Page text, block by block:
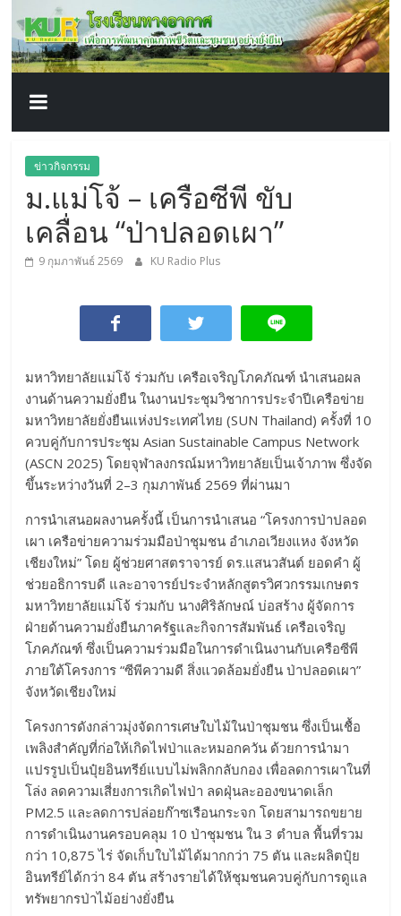
content
โรงเรียน
ทาง
อากาศ​
เพื่อ
พัฒนา
คุณภาพ
ชีวิต
ข่าวกิจกรรม
ม.แม่โจ้ – เครือซีพี ขับ
เคลื่อน “ป่าปลอดเผา”
9 กุมภาพันธ์ 2569 KU Radio Plus
มหาวิทยาลัยแม่โจ้ ร่วมกับ เครือเจริญโภคภัณฑ์ นำเสนอผล
งานด้านความยั่งยืน ในงานประชุมวิชาการประจำปีเครือข่าย
มหาวิทยาลัยยั่งยืนแห่งประเทศไทย (SUN Thailand) ครั้งที่ 10
ควบคู่กับการประชุม Asian Sustainable Campus Network
(ASCN 2025) โดยจุฬาลงกรณ์มหาวิทยาลัยเป็นเจ้าภาพ ซึ่งจัด
ขึ้นระหว่างวันที่ 2–3 กุมภาพันธ์ 2569 ที่ผ่านมา
การนำเสนอผลงานครั้งนี้ เป็นการนำเสนอ “โครงการป่าปลอด
เผา เครือข่ายความร่วมมือป่าชุมชน อำเภอเวียงแหง จังหวัด
เชียงใหม่” โดย ผู้ช่วยศาสตราจารย์ ดร.แสนวสันต์ ยอดคำ ผู้
ช่วยอธิการบดี และอาจารย์ประจำหลักสูตรวิศวกรรมเกษตร
มหาวิทยาลัยแม่โจ้ ร่วมกับ นางศิริลักษณ์ บ่อสร้าง ผู้จัดการ
ฝ่ายด้านความยั่งยืนภาครัฐและกิจการสัมพันธ์ เครือเจริญ
โภคภัณฑ์ ซึ่งเป็นความร่วมมือในการดำเนินงานกับเครือซีพี
ภายใต้โครงการ “ซีพีความดี สิ่งแวดล้อมยั่งยืน ป่าปลอดเผา”
จังหวัดเชียงใหม่
โครงการดังกล่าวมุ่งจัดการเศษใบไม้ในป่าชุมชน ซึ่งเป็นเชื้อ
เพลิงสำคัญที่ก่อให้เกิดไฟป่าและหมอกควัน ด้วยการนำมา
แปรรูปเป็นปุ๋ยอินทรีย์แบบไม่พลิกกลับกอง เพื่อลดการเผาในที่
โล่ง ลดความเสี่ยงการเกิดไฟป่า ลดฝุ่นละอองขนาดเล็ก
PM2.5 และลดการปล่อยก๊าซเรือนกระจก โดยสามารถขยาย
การดำเนินงานครอบคลุม 10 ป่าชุมชน ใน 3 ตำบล พื้นที่รวม
กว่า 10,875 ไร่ จัดเก็บใบไม้ได้มากกว่า 75 ตัน และผลิตปุ๋ย
อินทรีย์ได้กว่า 84 ตัน สร้างรายได้ให้ชุมชนควบคู่กับการดูแล
ทรัพยากรป่าไม้อย่างยั่งยืน